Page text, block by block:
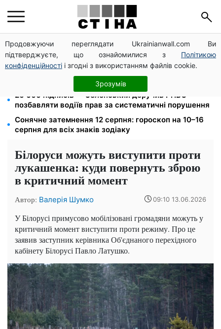
Продовжуючи переглядати Ukrainianwall.com Ви
підтверджуєте, що ознайомилися з Політикою
конфіденційності і згодні з використанням файлів cookie.
Зрозумів
Яйця від 19,90 грн за десяток: АТБ, Сільпо, Varus та
Ашан переписали цінники в серпні
172 940 грн захистять житло від арешту за
комуналку: з жовтня поріг — 432 тисячі
26 000 підписів — Зеленський доручив РНБО
позбавляти водіїв прав за систематичні порушення
Сонячне затемнення 12 серпня: гороскоп на 10–16
серпня для всіх знаків зодіаку
Білоруси можуть виступити проти
лукашенка: куди повернуть зброю
в критичний момент
Автор: Валерія Шумко 09:10 13.06.2026
У Білорусі примусово мобілізовані громадяни можуть у
критичний момент виступити проти режиму. Про це
заявив заступник керівника Об'єднаного перехідного
кабінету Білорусі Павло Латушко.